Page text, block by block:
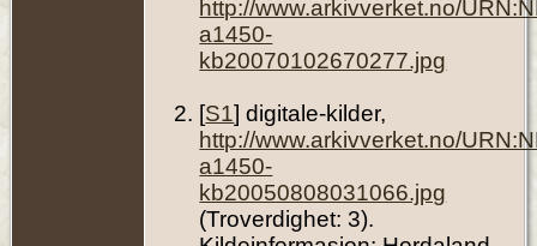
http://www.arkivverket.no/
a1450-
kb20070102670277.jpg
[S1] digitale-kilder,
http://www.arkivverket.no/
a1450-
kb20050808031066.jpg
(Troverdighet: 3).